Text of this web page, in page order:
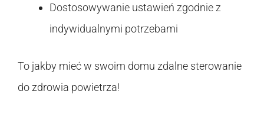
Dostosowywanie ustawień zgodnie z
indywidualnymi potrzebami
To jakby mieć w swoim domu zdalne sterowanie
do zdrowia powietrza!